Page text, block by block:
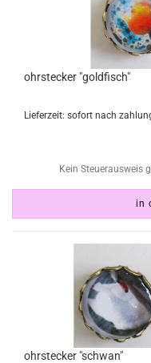
ohrstecker "goldfisch"
Lieferzeit: sofort nach
Kein Steuerausweis
in
ohrstecker "schwan"